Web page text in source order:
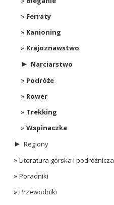
Ferraty
Kanioning
Krajoznawstwo
► Narciarstwo
Podróże
Rower
Trekking
Wspinaczka
► Regiony
Literatura górska i podróżnicza
Poradniki
Przewodniki